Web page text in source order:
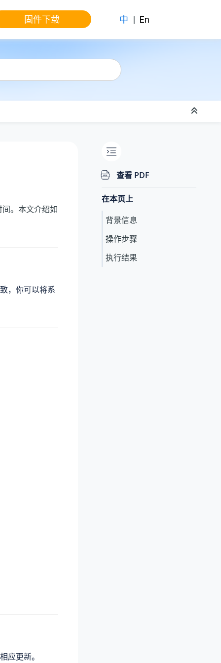
固件下载 中 | En
。本文介绍如
，你可以将系
应更新。
查看 PDF
在本页上
背景信息
操作步骤
执行结果